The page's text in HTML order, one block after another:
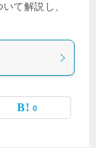
て解説し、
0